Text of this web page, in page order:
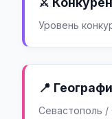
Уровень
📍
Севастополь /